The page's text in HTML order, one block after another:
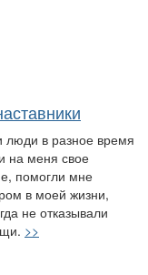
люди в разное время
на меня свое
помогли мне
в моей жизни,
не отказывали
>>